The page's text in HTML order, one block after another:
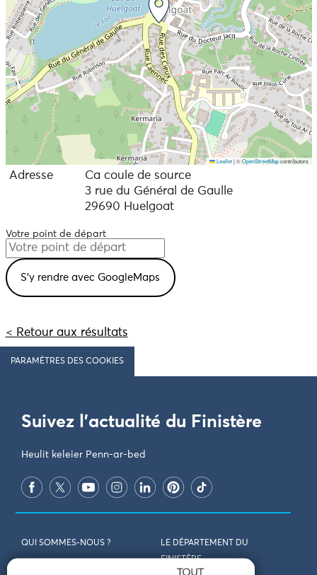
Leaflet |©OpenStreetMapcontributors
Adresse
Ca coule de source
3 rue du Général de Gaulle
29690 Huelgoat
Votre point de départ
< Retour aux résultats
PARAMÈTRES DES COOKIES
Suivez l'actualité du Finistère
Heulit keleier Penn-ar-bed
QUI SOMMES-NOUS ?
LE DÉPARTEMENT DU
FINISTÈRE